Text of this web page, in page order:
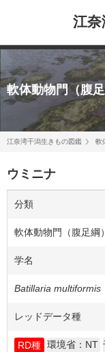
江
軟体動物門（腹
江奈湾干潟生きもの図鑑 軟
ウミニナ
分類
軟体動物門（腹足綱）
学名
Batillaria multiformis
レッドデータ種
RD種 環境省：NT